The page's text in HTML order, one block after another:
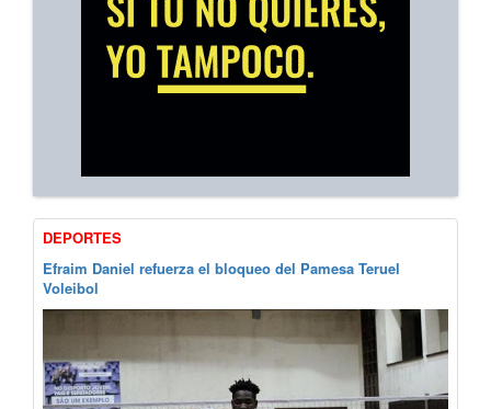
DEPORTES
Efraim Daniel refuerza el bloqueo del Pamesa Teruel
Voleibol